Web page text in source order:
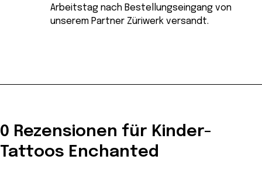
Arbeitstag nach Bestellungseingang von
unserem Partner Züriwerk versandt.
0 Rezensionen für Kinder-
Tattoos Enchanted